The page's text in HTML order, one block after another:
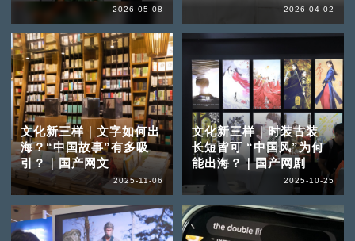
2026-05-08 2026-04-02
文化新三样｜文字如何出
海？“中国故事”有多吸
引？｜国产网文
2025-11-06
文化新三样｜时装古装
长短皆可 “中国风”为何
能出海？｜国产网剧
2025-10-25